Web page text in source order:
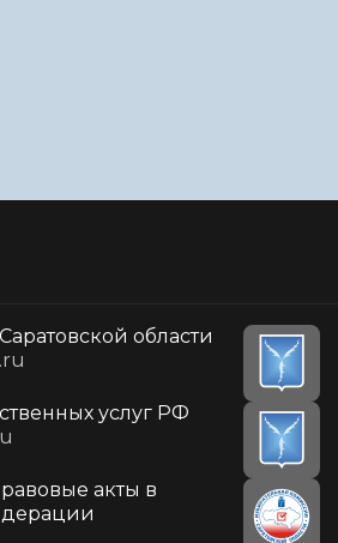
области
услуг РФ
акты в